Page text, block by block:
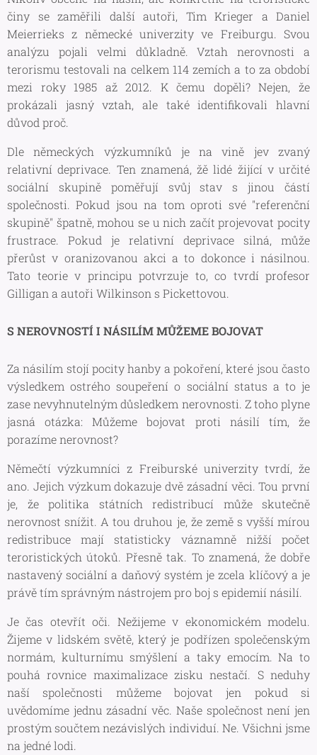
činy se zaměřili další autoři, Tim Krieger a Daniel
Meierrieks z německé univerzity ve Freiburgu. Svou
analýzu pojali velmi důkladně. Vztah nerovnosti a
terorismu testovali na celkem 114 zemích a to za období
mezi roky 1985 až 2012. K čemu dopěli? Nejen, že
prokázali jasný vztah, ale také identifikovali hlavní
důvod proč.
Dle německých výzkumníků je na vině jev zvaný
relativní deprivace. Ten znamená, žě lidé žijící v určité
sociální skupině poměřují svůj stav s jinou částí
společnosti. Pokud jsou na tom oproti své "referenční
skupině" špatně, mohou se u nich začít projevovat pocity
frustrace. Pokud je relativní deprivace silná, může
přerůst v oranizovanou akci a to dokonce i násilnou.
Tato teorie v principu potvrzuje to, co tvrdí profesor
Gilligan a autoři Wilkinson s Pickettovou.
S NEROVNOSTÍ I NÁSILÍM MŮŽEME BOJOVAT
Za násilím stojí pocity hanby a pokoření, které jsou často
výsledkem ostrého soupeření o sociální status a to je
zase nevyhnutelným důsledkem nerovnosti. Z toho plyne
jasná otázka: Můžeme bojovat proti násilí tím, že
porazíme nerovnost?
Němečtí výzkumníci z Freiburské univerzity tvrdí, že
ano. Jejich výzkum dokazuje dvě zásadní věci. Tou první
je, že politika státních redistribucí může skutečně
nerovnost snížit. A tou druhou je, že země s vyšší mírou
redistribuce mají statisticky váznamně nižší počet
teroristických útoků. Přesně tak. To znamená, že dobře
nastavený sociální a daňový systém je zcela klíčový a je
právě tím správným nástrojem pro boj s epidemií násilí.
Je čas otevřít oči. Nežijeme v ekonomickém modelu.
Žijeme v lidském světě, který je podřízen společenským
normám, kulturnímu smýšlení a taky emocím. Na to
pouhá rovnice maximalizace zisku nestačí. S neduhy
naší společnosti můžeme bojovat jen pokud si
uvědomíme jednu zásadní věc. Naše společnost není jen
prostým součtem nezávislých individuí. Ne. Všichni jsme
na jedné lodi.